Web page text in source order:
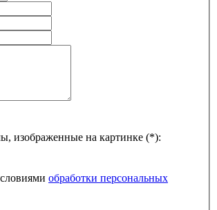
изображенные на картинке (*):
обработки персональных